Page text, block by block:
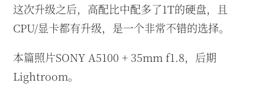
这次升级之后，高配比中配多了1T的硬盘，且
CPU/显卡都有升级，是一个非常不错的选择。
本篇照片SONY A5100 + 35mm f1.8，后期
Lightroom。